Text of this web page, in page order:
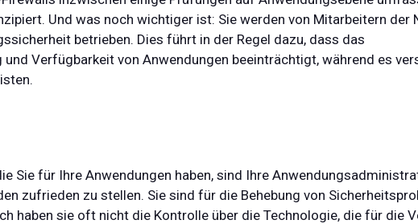
Und was noch wichtiger ist: Sie werden von Mitarbeitern der
betrieben. Dies führt in der Regel dazu, dass das
Verfügbarkeit von Anwendungen beeinträchtigt, während es
Sie für Ihre Anwendungen haben, sind Ihre
zufrieden zu stellen. Sie sind für die Behebung von
haben sie oft nicht die Kontrolle über die Technologie, die für die